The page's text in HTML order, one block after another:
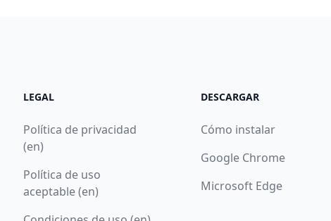
LEGAL
Política de privacidad
(en)
Política de uso
aceptable (en)
DESCARGAR
Cómo instalar
Google Chrome
Microsoft Edge